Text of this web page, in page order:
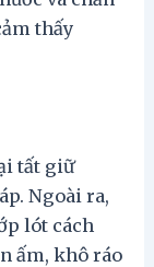
thấy
tất giữ
Ngoài ra,
lót cách
ấm, khô ráo